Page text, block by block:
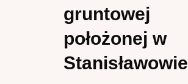
gruntowej
położonej w
Stanisławowie